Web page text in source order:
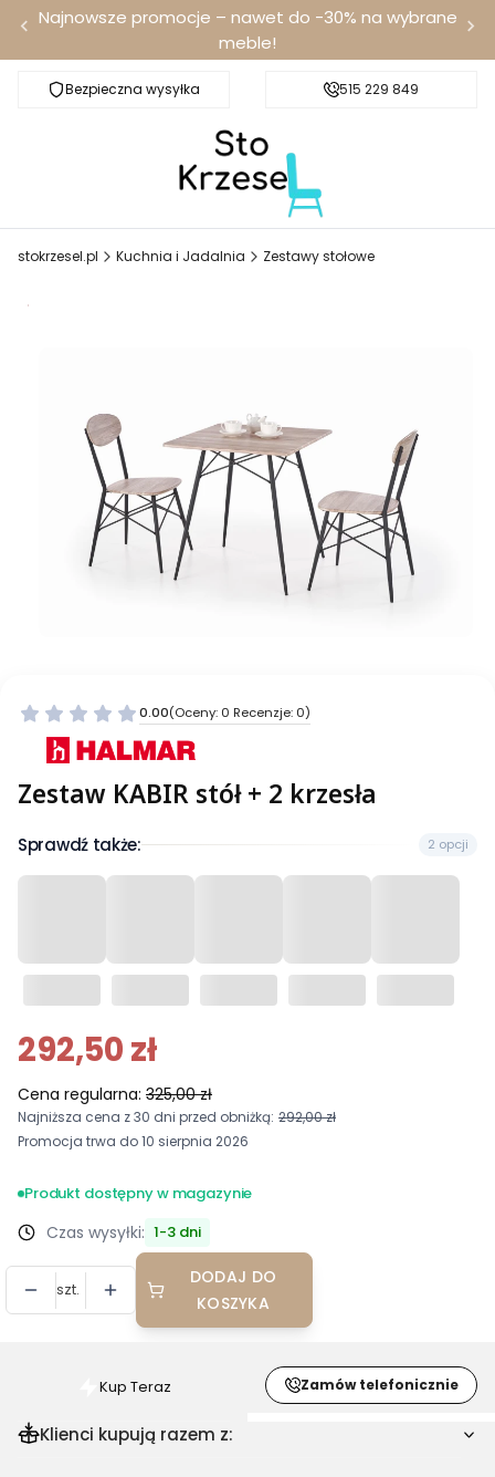
Najnowsze promocje – nawet do -30% na wybrane
meble!
Bezpieczna wysyłka Darmowa dostawa od 100 zł
515 229 849
stokrzesel.pl Kuchnia i Jadalnia Zestawy stołowe
Promocja
0.00(Oceny: 0 Recenzje: 0)
Zestaw KABIR stół + 2 krzesła
Sprawdź także: 2 opcji
292,50 zł
Cena regularna: 325,00 zł
Najniższa cena z 30 dni przed obniżką: 292,00 zł
Promocja trwa do 10 sierpnia 2026
Produkt dostępny w magazynie
Czas wysyłki: 1-3 dni
szt.
DODAJ DO
KOSZYKA
Szybki
zakup
dla
Kup Teraz Zamów telefonicznie
Klienci kupują razem z: